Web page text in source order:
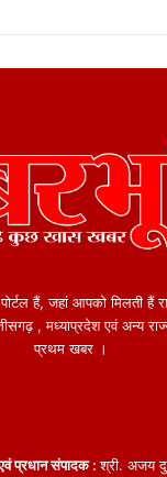
हैं, जहां आपको मिलती हैं
, मध्याप्रदेश एवं अन्य
प्रथम खबर ।
एवं प्रधान संपादक :श्री. अजय